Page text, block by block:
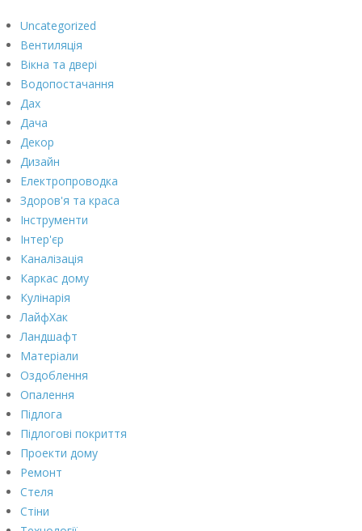
Uncategorized
Вентиляція
Вікна та двері
Водопостачання
Дах
Дача
Декор
Дизайн
Електропроводка
Здоров'я та краса
Інструменти
Інтер'єр
Каналізація
Каркас дому
Кулінарія
ЛайфХак
Ландшафт
Матеріали
Оздоблення
Опалення
Підлога
Підлогові покриття
Проекти дому
Ремонт
Стеля
Стіни